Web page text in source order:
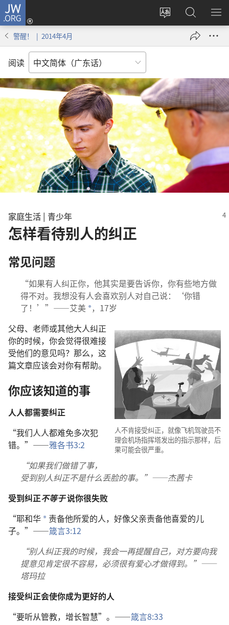
JW.ORG
更
言
登
录
（打
口）
搜
索
JW.ORG
显
警醒！ | 2014年4月
阅读
家庭生活 | 青少年
怎样看待别人的纠正
常见问题
“如果有人纠正你，他其实是要告诉你，你有些地方做
得不对。我想没有人会喜欢别人对自己说：‘你错
了！’”——艾美 *，17岁
人不肯接受纠正，就像飞机驾驶员不
理会机场指挥塔发出的指示那样，后
果可能会很严重。
父母、老师或其他大人纠正
你的时候，你会觉得很难接
受他们的意见吗？那么，这
篇文章应该会对你有帮助。
你应该知道的事
人人都需要纠正
“我们人人都难免多次犯
错。”——雅各书3:2
“如果我们做错了事，
受到别人纠正不是什么丢脸的事。”——杰茜卡
受到纠正不等于说你很失败
“耶和华 * 责备他所爱的人，好像父亲责备他喜爱的儿
子。”——箴言3:12
“别人纠正我的时候，我会一再提醒自己，对方要向我
提意见肯定很不容易，必须很有爱心才做得到。”——
塔玛拉
接受纠正会使你成为更好的人
“要听从管教，增长智慧”。——箴言8:33